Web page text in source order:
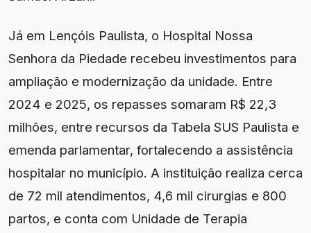
Já em Lençóis Paulista, o Hospital Nossa
Senhora da Piedade recebeu investimentos para
ampliação e modernização da unidade. Entre
2024 e 2025, os repasses somaram R$ 22,3
milhões, entre recursos da Tabela SUS Paulista e
emenda parlamentar, fortalecendo a assistência
hospitalar no município. A instituição realiza cerca
de 72 mil atendimentos, 4,6 mil cirurgias e 800
partos, e conta com Unidade de Terapia